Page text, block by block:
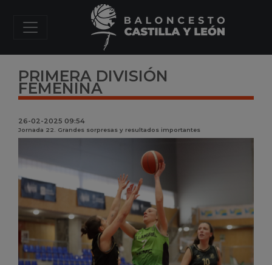
PRIMERA DIVISIÓN
FEMENINA
26-02-2025 09:54
Jornada 22. Grandes sorpresas y resultados importantes